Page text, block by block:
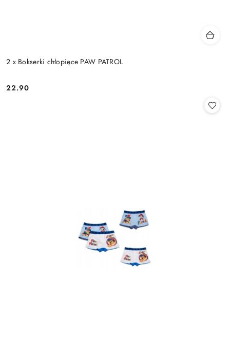
2 x Bokserki chłopięce PAW PATROL
Cena:
22.90